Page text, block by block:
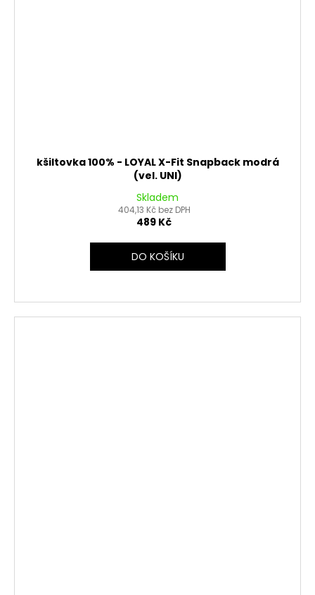
kšiltovka 100% - LOYAL X-Fit Snapback modrá
(vel. UNI)
Skladem
404,13 Kč bez DPH
489 Kč
DO KOŠÍKU